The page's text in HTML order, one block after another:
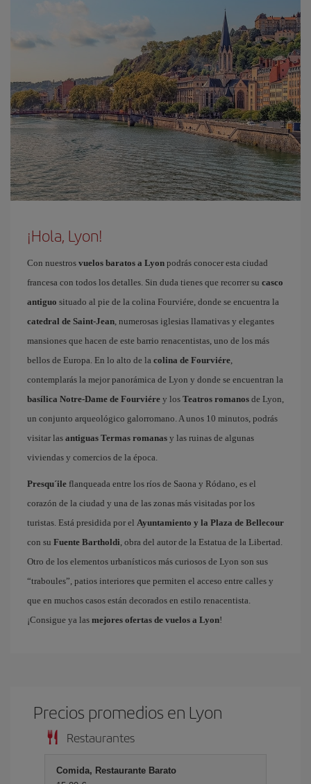
¡Hola, Lyon!
Con nuestros vuelos baratos a Lyon podrás conocer esta ciudad
francesa con todos los detalles. Sin duda tienes que recorrer su casco
antiguo situado al pie de la colina Fourviére, donde se encuentra la
catedral de Saint-Jean, numerosas iglesias llamativas y elegantes
mansiones que hacen de este barrio renacentistas, uno de los más
bellos de Europa. En lo alto de la colina de Fourviére,
contemplarás la mejor panorámica de Lyon y donde se encuentran la
basílica Notre-Dame de Fourviére y los Teatros romanos de Lyon,
un conjunto arqueológico galorromano. A unos 10 minutos, podrás
visitar las antiguas Termas romanas y las ruinas de algunas
viviendas y comercios de la época.
Presqu´ile flanqueada entre los ríos de Saona y Ródano, es el
corazón de la ciudad y una de las zonas más visitadas por los
turistas. Está presidida por el Ayuntamiento y la Plaza de Bellecour
con su Fuente Bartholdi, obra del autor de la Estatua de la Libertad.
Otro de los elementos urbanísticos más curiosos de Lyon son sus
“traboules”, patios interiores que permiten el acceso entre calles y
que en muchos casos están decorados en estilo renacentista.
¡Consigue ya las mejores ofertas de vuelos a Lyon!
Precios promedios en Lyon
Restaurantes
Comida, Restaurante Barato